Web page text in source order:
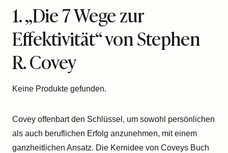
1. „Die 7 Wege zur
Effektivität“ von Stephen
R. Covey
Keine Produkte gefunden.
Covey offenbart den Schlüssel, um sowohl persönlichen
als auch beruflichen Erfolg anzunehmen, mit einem
ganzheitlichen Ansatz. Die Kernidee von Coveys Buch